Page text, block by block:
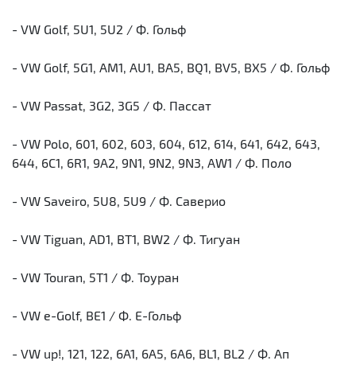
- VW Golf, 5U1, 5U2 / Ф. Гольф
- VW Golf, 5G1, AM1, AU1, BA5, BQ1, BV5, BX5 / Ф. Гольф
- VW Passat, 3G2, 3G5 / Ф. Пассат
- VW Polo, 601, 602, 603, 604, 612, 614, 641, 642, 643,
644, 6C1, 6R1, 9A2, 9N1, 9N2, 9N3, AW1 / Ф. Поло
- VW Saveiro, 5U8, 5U9 / Ф. Саверио
- VW Tiguan, AD1, BT1, BW2 / Ф. Тигуан
- VW Touran, 5T1 / Ф. Тоуран
- VW e-Golf, BE1 / Ф. Е-Гольф
- VW up!, 121, 122, 6A1, 6A5, 6A6, BL1, BL2 / Ф. Ап